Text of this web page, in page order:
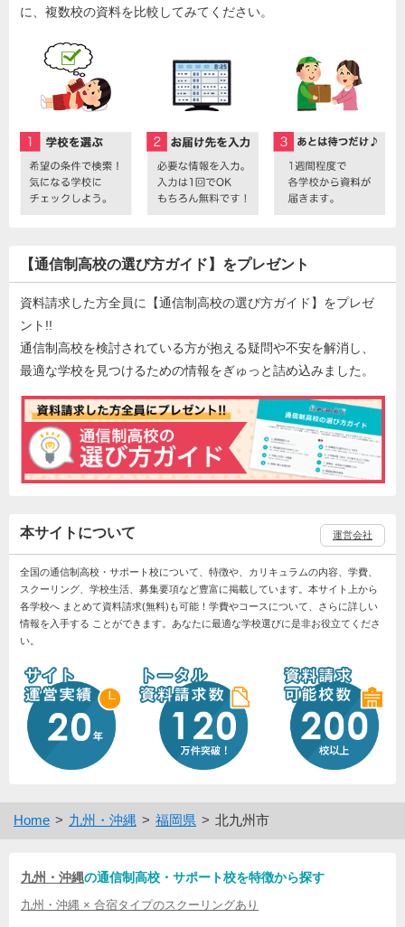
に、複数校の資料を比較してみてください。
【通信制高校の選び方ガイド】をプレゼント
資料請求した方全員に【通信制高校の選び方ガイド】をプレゼ
ント!!
通信制高校を検討されている方が抱える疑問や不安を解消し、
最適な学校を見つけるための情報をぎゅっと詰め込みました。
本サイトについて 運営会社
全国の通信制高校・サポート校について、特徴や、カリキュラムの内容、学費、
スクーリング、学校生活、募集要項など豊富に掲載しています。本サイト上から
各学校へ まとめて資料請求(無料)も可能！学費やコースについて、さらに詳しい
情報を入手する ことができます。あなたに最適な学校選びに是非お役立てくださ
い。
Home 九州・沖縄 福岡県 北九州市
九州・沖縄の通信制高校・サポート校を特徴から探す
九州・沖縄 × 合宿タイプのスクーリングあり